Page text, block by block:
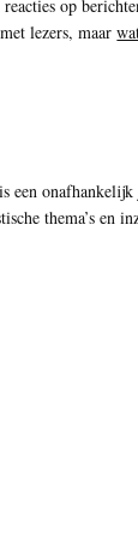
op
lezers, maar
een
thema’s en